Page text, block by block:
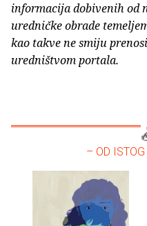
informacija dobivenih od
uredničke obrade
kao takve ne smiju
uredništvom portala.
– OD